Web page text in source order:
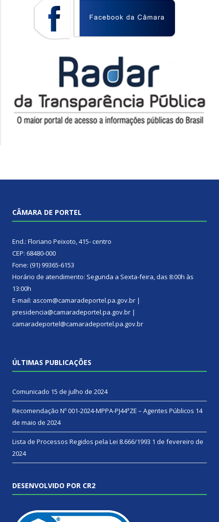
CÂMARA DE PORTEL
End.: Floriano Peixoto, 415- centro
CEP: 68480-000
Fone: (91) 99365-6153
Horário de atendimento: Segunda a Sexta-feira, das 8:00h às
13:00h
E-mail: ascom@camaradeportel.pa.gov.br |
presidencia@camaradeportel.pa.gov.br |
camaradeportel@camaradeportel.pa.gov.br
ÚLTIMAS PUBLICAÇÕES
Comunicado 15 de julho de 2024
Recomendação Nº 001-2024-MPPA-PJ44ªZE – Agentes Públicos 14
de maio de 2024
Lista de Processos Regidos pela Lei 8.666/1993 1 de fevereiro de
2024
DESENVOLVIDO POR CR2